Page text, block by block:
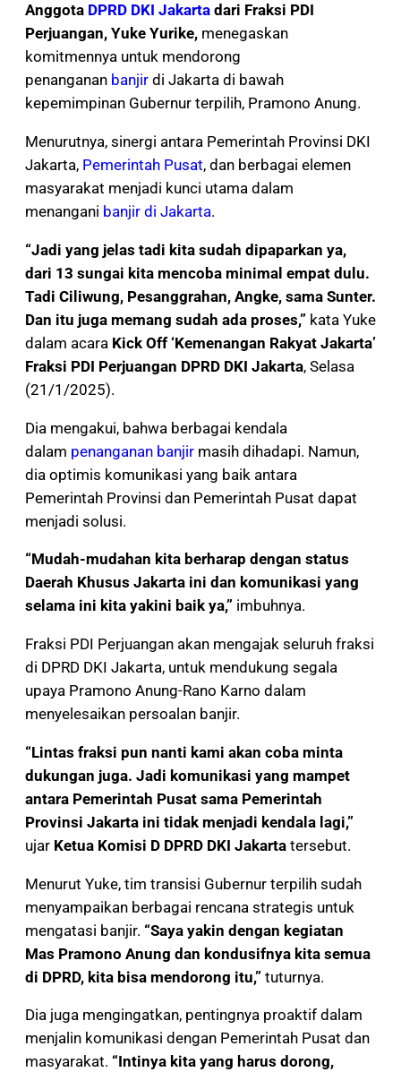
Anggota DPRD DKI Jakarta dari Fraksi PDI
Perjuangan, Yuke Yurike, menegaskan
komitmennya untuk mendorong
penanganan banjir di Jakarta di bawah
kepemimpinan Gubernur terpilih, Pramono Anung.
Menurutnya, sinergi antara Pemerintah Provinsi DKI
Jakarta, Pemerintah Pusat, dan berbagai elemen
masyarakat menjadi kunci utama dalam
menangani banjir di Jakarta.
“Jadi yang jelas tadi kita sudah dipaparkan ya,
dari 13 sungai kita mencoba minimal empat dulu.
Tadi Ciliwung, Pesanggrahan, Angke, sama Sunter.
Dan itu juga memang sudah ada proses,” kata Yuke
dalam acara Kick Off ‘Kemenangan Rakyat Jakarta’
Fraksi PDI Perjuangan DPRD DKI Jakarta, Selasa
(21/1/2025).
Dia mengakui, bahwa berbagai kendala
dalam penanganan banjir masih dihadapi. Namun,
dia optimis komunikasi yang baik antara
Pemerintah Provinsi dan Pemerintah Pusat dapat
menjadi solusi.
“Mudah-mudahan kita berharap dengan status
Daerah Khusus Jakarta ini dan komunikasi yang
selama ini kita yakini baik ya,” imbuhnya.
Fraksi PDI Perjuangan akan mengajak seluruh fraksi
di DPRD DKI Jakarta, untuk mendukung segala
upaya Pramono Anung-Rano Karno dalam
menyelesaikan persoalan banjir.
“Lintas fraksi pun nanti kami akan coba minta
dukungan juga. Jadi komunikasi yang mampet
antara Pemerintah Pusat sama Pemerintah
Provinsi Jakarta ini tidak menjadi kendala lagi,”
ujar Ketua Komisi D DPRD DKI Jakarta tersebut.
Menurut Yuke, tim transisi Gubernur terpilih sudah
menyampaikan berbagai rencana strategis untuk
mengatasi banjir. “Saya yakin dengan kegiatan
Mas Pramono Anung dan kondusifnya kita semua
di DPRD, kita bisa mendorong itu,” tuturnya.
Dia juga mengingatkan, pentingnya proaktif dalam
menjalin komunikasi dengan Pemerintah Pusat dan
masyarakat. “Intinya kita yang harus dorong,